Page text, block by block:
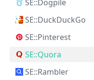
SE::Dogpile
SE::DuckDuckGo
SE::Pinterest
SE::Quora
SE::Rambler